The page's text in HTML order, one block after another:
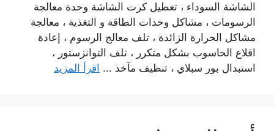
الشاشة السوداء ، تعطيل كرت الشاشة وحدة معالجة
الرسومات ، مشاكل وحدات الطاقة و التغذية ، معالجة
مشاكل الحرارة الزائدة ، تلف معالج الرسوم ، إعادة
اقلاع الحاسوب بشكل متكرر ، تلف التوانزستور ،
استبدال بور سبلاي ، تنظيف مآخذ ... اقرأ المزيد